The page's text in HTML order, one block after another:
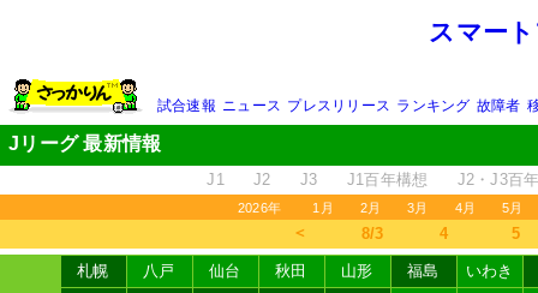
スマー
試合速報 ニュース プレスリリース ランキング 故障者
Jリーグ 最新情報
J1 J2 J3 J1百年構想 J2・J3百
2026年 1月 2月 3月 4月 5月
＜ 8/3 4 5
札幌 八戸 仙台 秋田 山形 福島
いわき